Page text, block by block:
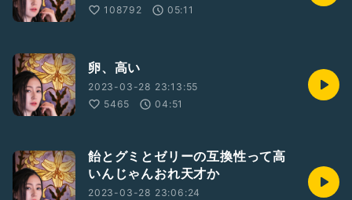
108792
05:11
卵、高い
2023-03-28 23:13:55
5465
04:51
飴とグミとゼリーの互換性って高
いんじゃんおれ天才か
2023-03-28 23:06:24